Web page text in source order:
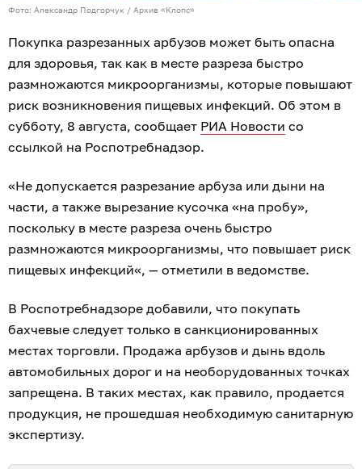
Фото: Александр Подгорчук / Архив «Клопс»
Покупка разрезанных арбузов может быть опасна
для здоровья, так как в месте разреза быстро
размножаются микроорганизмы, которые повышают
риск возникновения пищевых инфекций. Об этом в
субботу, 8 августа, сообщает РИА Новости со
ссылкой на Роспотребнадзор.
«Не допускается разрезание арбуза или дыни на
части, а также вырезание кусочка «на пробу»,
поскольку в месте разреза очень быстро
размножаются микроорганизмы, что повышает риск
пищевых инфекций«, — отметили в ведомстве.
В Роспотребнадзоре добавили, что покупать
бахчевые следует только в санкционированных
местах торговли. Продажа арбузов и дынь вдоль
автомобильных дорог и на необорудованных точках
запрещена. В таких местах, как правило, продается
продукция, не прошедшая необходимую санитарную
экспертизу.